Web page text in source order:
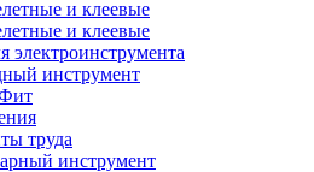
и клеевые
и клеевые
электроинструмента
инструмент
труда
инструмент